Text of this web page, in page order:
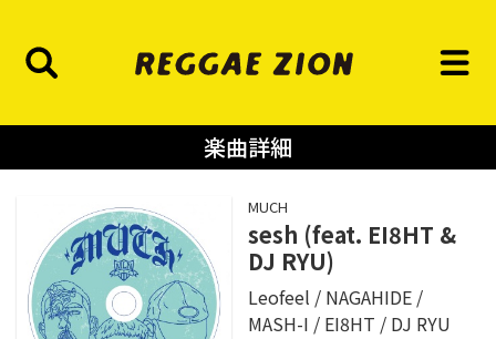
楽曲詳細
MUCH
sesh (feat. EI8HT &
DJ RYU)
Leofeel
NAGAHIDE
MASH-I
EI8HT DJ RYU